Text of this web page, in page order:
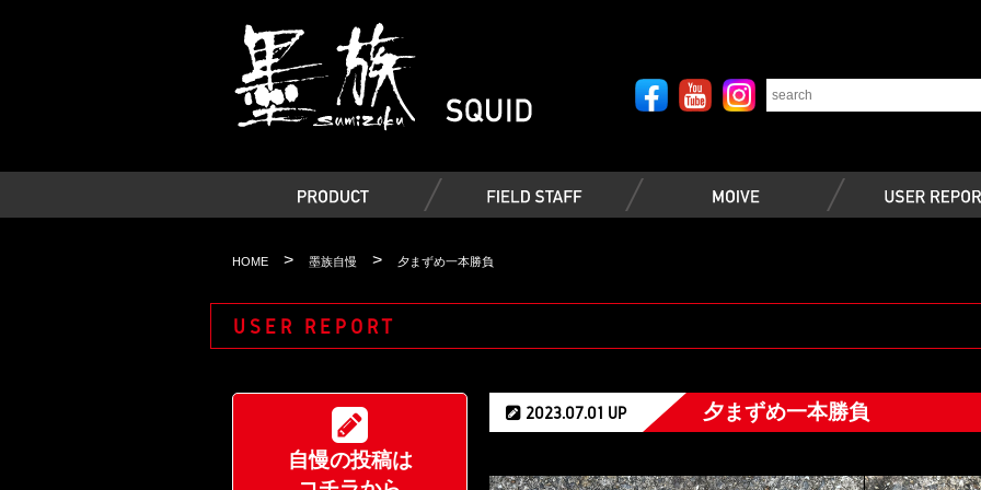
HOME > 墨族自慢 > 夕まずめ一本勝負
USER REPORT
自慢の投稿は
2023.07.01 UP 夕まずめ一本勝負